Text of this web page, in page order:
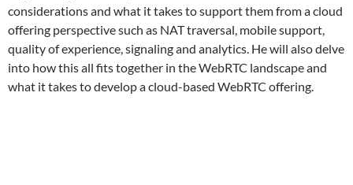
considerations and what it takes to support them from a cloud
offering perspective such as NAT traversal, mobile support,
quality of experience, signaling and analytics. He will also delve
into how this all fits together in the WebRTC landscape and
what it takes to develop a cloud-based WebRTC offering.